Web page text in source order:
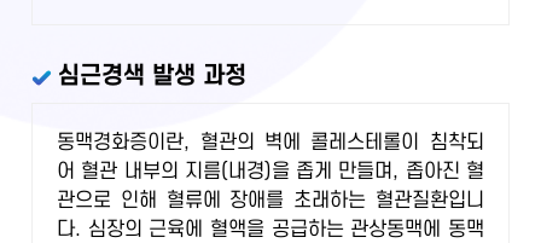
심근경색 발생 과정
동맥경화증이란, 혈관의 벽에 콜레스테롤이 침착되
어 혈관 내부의 지름(내경)을 좁게 만들며, 좁아진 혈
관으로 인해 혈류에 장애를 초래하는 혈관질환입니
다. 심장의 근육에 혈액을 공급하는 관상동맥에 동맥